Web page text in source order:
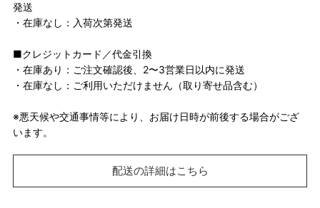
発送
・在庫なし：入荷次第発送
■クレジットカード／代金引換
・在庫あり：ご注文確認後、2〜3営業日以内に発送
・在庫なし：ご利用いただけません（取り寄せ品含む）
※悪天候や交通事情等により、お届け日時が前後する場合がござ
います。
配送の詳細はこちら